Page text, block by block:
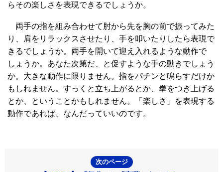
らその楽しさを表現できるでしょうか。
両手の指を組み合わせて肘から先を胸の前で振ってみた
り、肩をリラックスさせたり、手を叩いたりしたら表現で
きるでしょうか。両手を開いて迎え入れるような動作で
しょうか。あなた次第だ、と促すような手の動きでしょう
か。大きな動作に限りません。指をパチンと鳴らすだけか
もしれません。すっくと立ち上がるとか、拳をつき上げる
とか、ということかもしれません。「楽しさ」を表現する
動作であれば、なんだっていいのです。
次のページ